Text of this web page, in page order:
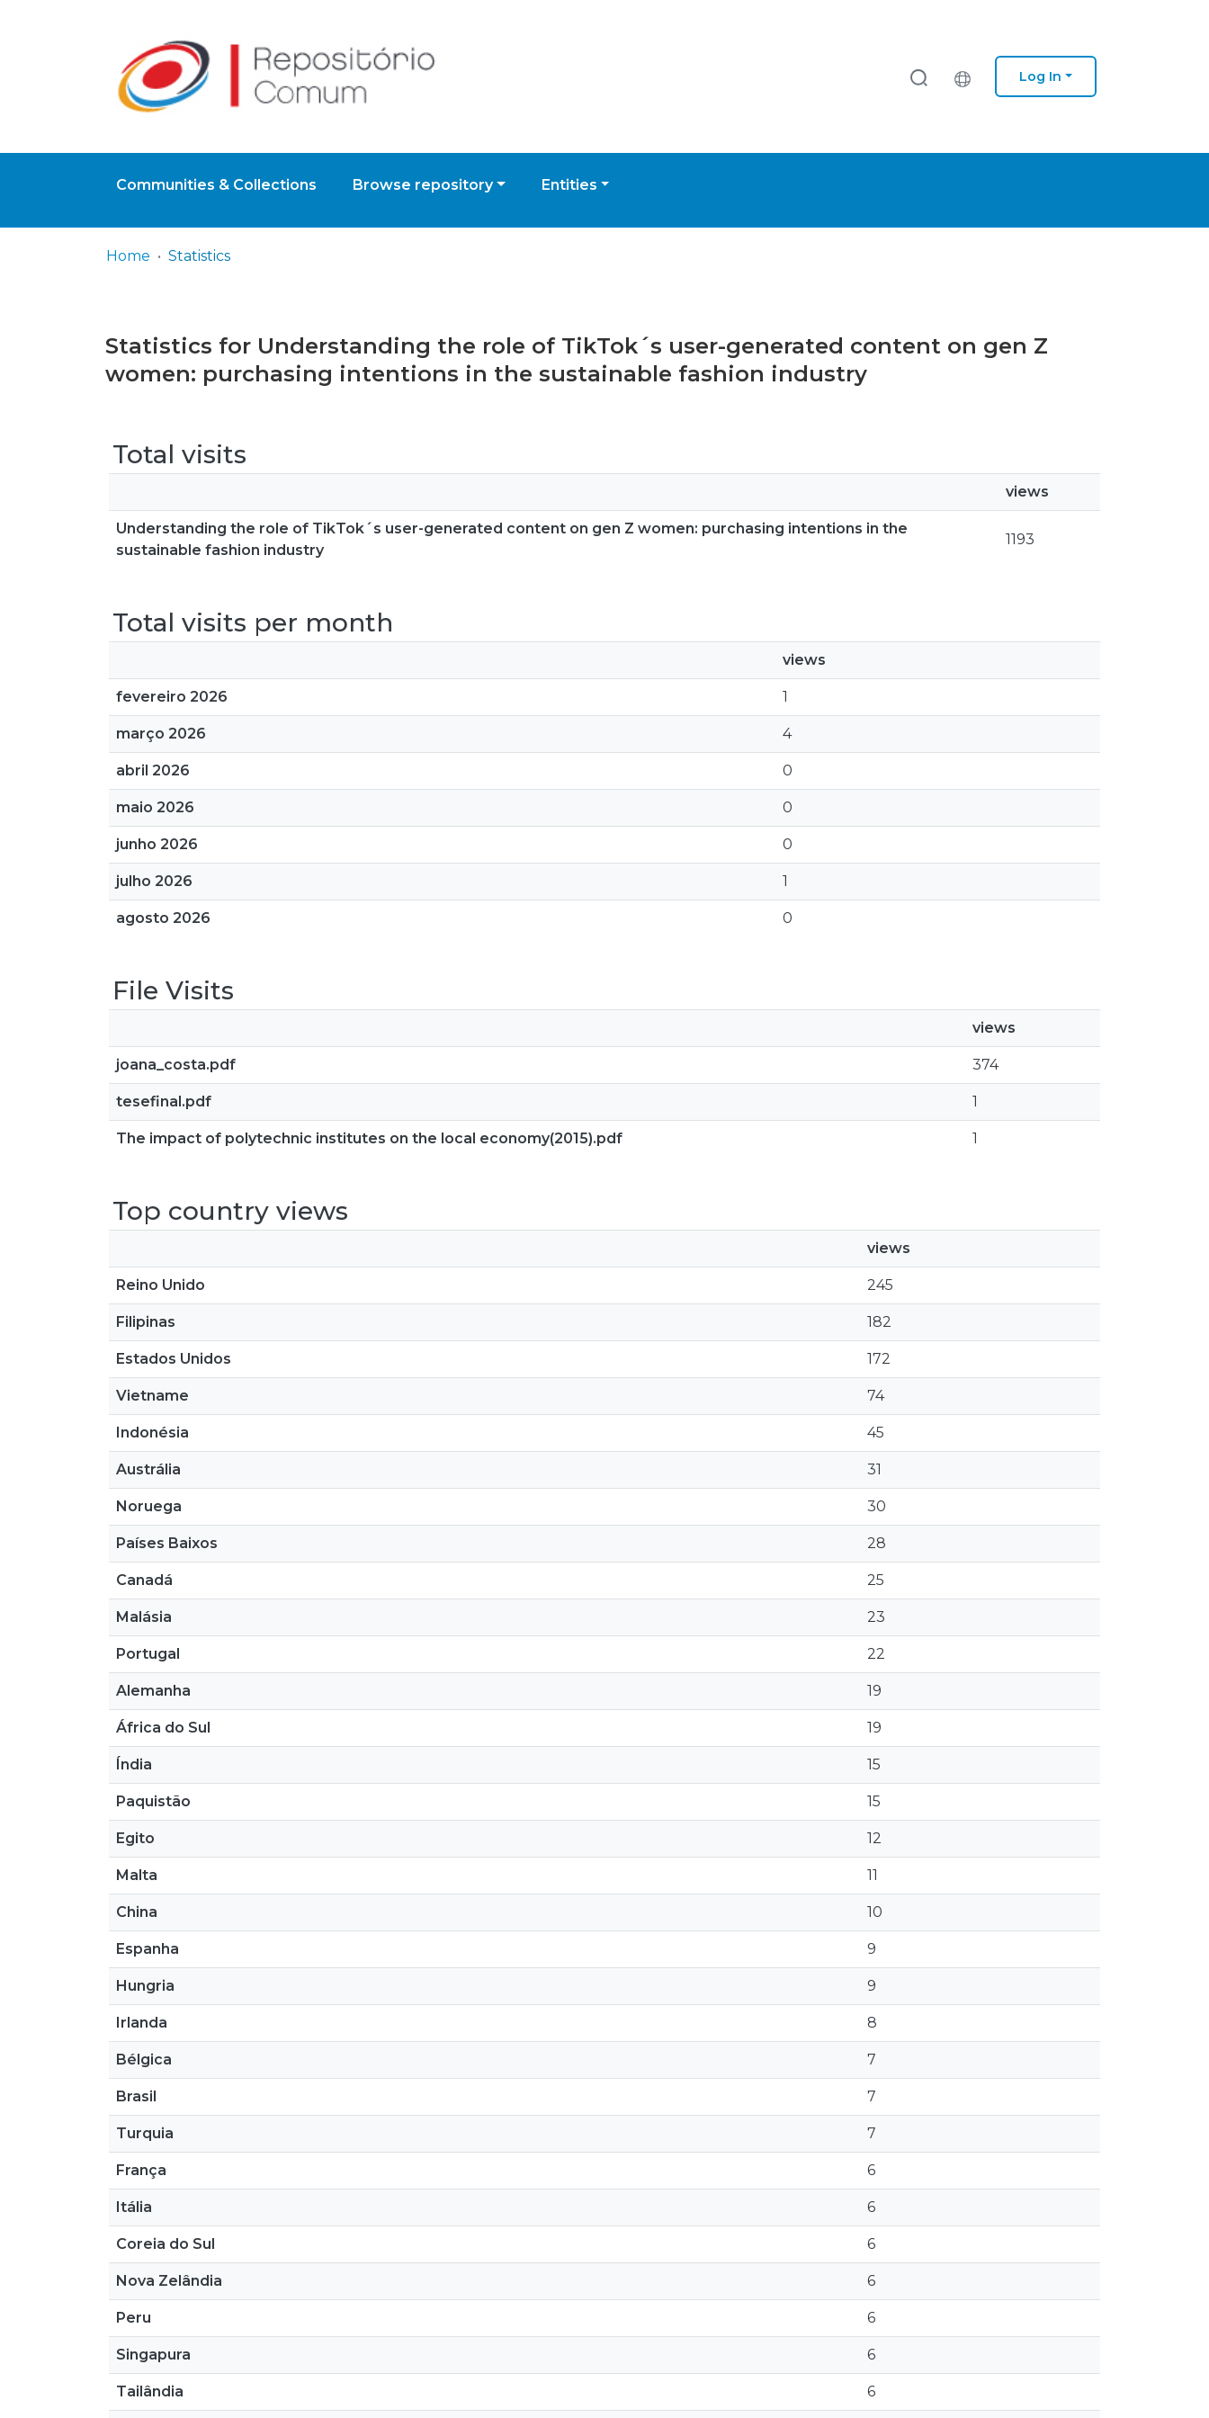
Log In
Communities & Collections Browse repository Entities
Home Statistics
Statistics for Understanding the role of TikTok´s user-generated content on gen Z
women: purchasing intentions in the sustainable fashion industry
Total visits
views
Understanding the role of TikTok´s user-generated content on gen Z women: purchasing intentions in the
sustainable fashion industry
1193
Total visits per month
views
fevereiro 2026 1
março 2026 4
abril 2026 0
maio 2026 0
junho 2026 0
julho 2026 1
agosto 2026 0
File Visits
views
joana_costa.pdf 374
tesefinal.pdf 1
The impact of polytechnic institutes on the local economy(2015).pdf 1
Top country views
views
Reino Unido 245
Filipinas 182
Estados Unidos 172
Vietname 74
Indonésia 45
Austrália 31
Noruega 30
Países Baixos 28
Canadá 25
Malásia 23
Portugal 22
Alemanha 19
África do Sul 19
Índia 15
Paquistão 15
Egito 12
Malta 11
China 10
Espanha 9
Hungria 9
Irlanda 8
Bélgica 7
Brasil 7
Turquia 7
França 6
Itália 6
Coreia do Sul 6
Nova Zelândia 6
Peru 6
Singapura 6
Tailândia 6